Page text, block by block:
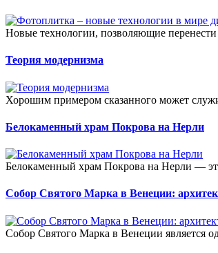
Новые технологии, позволяющие
Теория модернизма
Хорошим примером сказанного может
Белокаменный храм Покрова на Нерли
Белокаменный храм Покрова на Нерли —
Собор Святого Марка в Венеции:
Собор Святого Марка в Венеции является